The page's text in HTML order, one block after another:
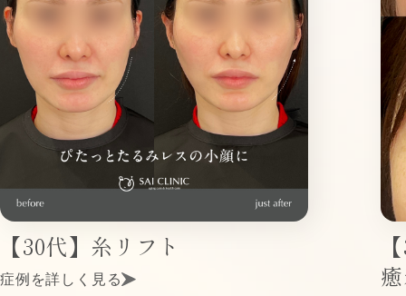
【30代】糸リフト
症例を詳しく見る